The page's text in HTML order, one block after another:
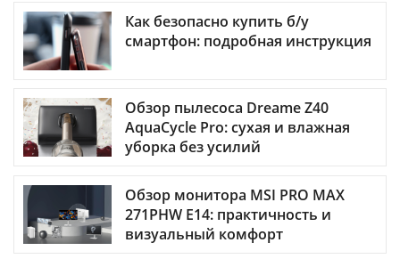
Как безопасно купить б/у
смартфон: подробная инструкция
Обзор пылесоса Dreame Z40
AquaCycle Pro: сухая и влажная
уборка без усилий
Обзор монитора MSI PRO MAX
271PHW E14: практичность и
визуальный комфорт